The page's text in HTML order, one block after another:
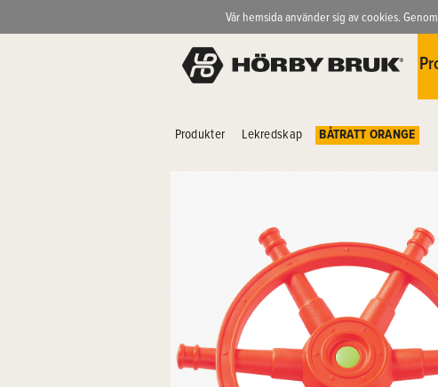
Produkter Lekredskap BÅTRATT ORANGE
Vår hemsida använder sig av cookies.